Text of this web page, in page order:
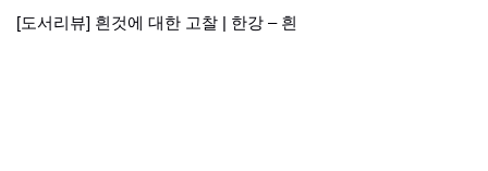
[도서리뷰] 흰것에 대한 고찰 | 한강 – 흰